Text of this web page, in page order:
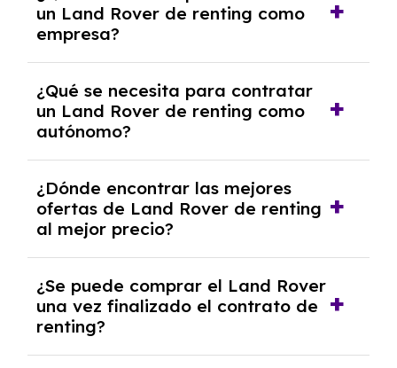
crediticia y un pago inicial.
un Land Rover de renting como
empresa?
documentación financiera y, en algunos
casos, un informe de solvencia de la empresa
y un pago inicial.
¿Qué se necesita para contratar
un Land Rover de renting como
autónomo?
autónomos, justificante de ingresos y, en
algunos casos, un informe fiscal y un pago
inicial.
¿Dónde encontrar las mejores
ofertas de Land Rover de renting
al mejor precio?
mejores ofertas de vehículos de renting con
todos los gastos incluidos y sin pagar
entradas.
¿Se puede comprar el Land Rover
una vez finalizado el contrato de
renting?